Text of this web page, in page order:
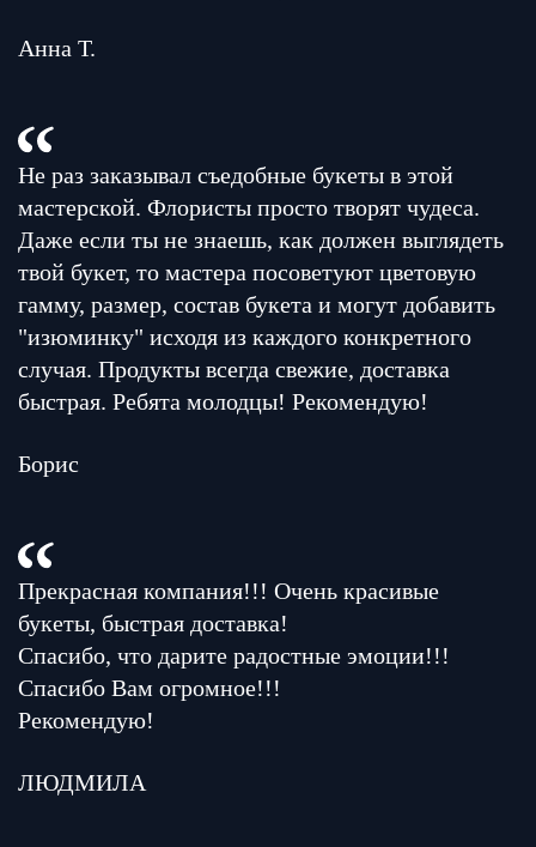
Анна Т.
Не раз заказывал съедобные букеты в этой
мастерской. Флористы просто творят чудеса.
Даже если ты не знаешь, как должен выглядеть
твой букет, то мастера посоветуют цветовую
гамму, размер, состав букета и могут добавить
"изюминку" исходя из каждого конкретного
случая. Продукты всегда свежие, доставка
быстрая. Ребята молодцы! Рекомендую!
Борис
Прекрасная компания!!! Очень красивые
букеты, быстрая доставка!
Спасибо, что дарите радостные эмоции!!!
Спасибо Вам огромное!!!
Рекомендую!
ЛЮДМИЛА